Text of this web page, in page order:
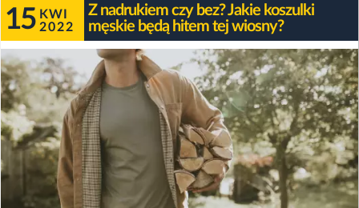
15 KWI
2022
Z nadrukiem czy bez? Jakie koszulki
męskie będą hitem tej wiosny?